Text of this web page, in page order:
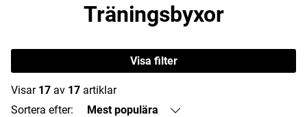
Träningsbyxor
Visa filter
Visar 17 av 17 artiklar
Sortera efter:
Mest populära